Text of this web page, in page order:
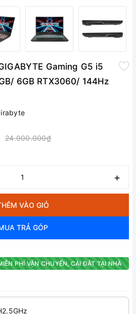
Gaming G5 i5
6GB RTX3060/ 144Hz
24.000.000₫
+
VÀO GIỎ
TRẢ GÓP
PHÍ VẬN CHUYỂN, CÀI ĐẶT TẠI NHÀ